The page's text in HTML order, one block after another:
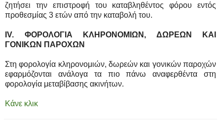
ζητήσει την επιστροφή του καταβληθέντος φόρου εντός
προθεσμίας 3 ετών από την καταβολή του.
IV. ΦΟΡΟΛΟΓΙΑ ΚΛΗΡΟΝΟΜΙΩΝ, ΔΩΡΕΩΝ ΚΑΙ
ΓΟΝΙΚΩΝ ΠΑΡΟΧΩΝ
Στη φορολογία κληρονομιών, δωρεών και γονικών παροχών
εφαρμόζονται ανάλογα τα πιο πάνω αναφερθέντα στη
φορολογία μεταβίβασης ακινήτων.
Κάνε κλικ